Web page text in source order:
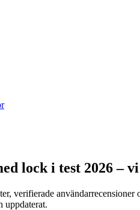
lock i test 2026 –
verifierade
uppdaterat.